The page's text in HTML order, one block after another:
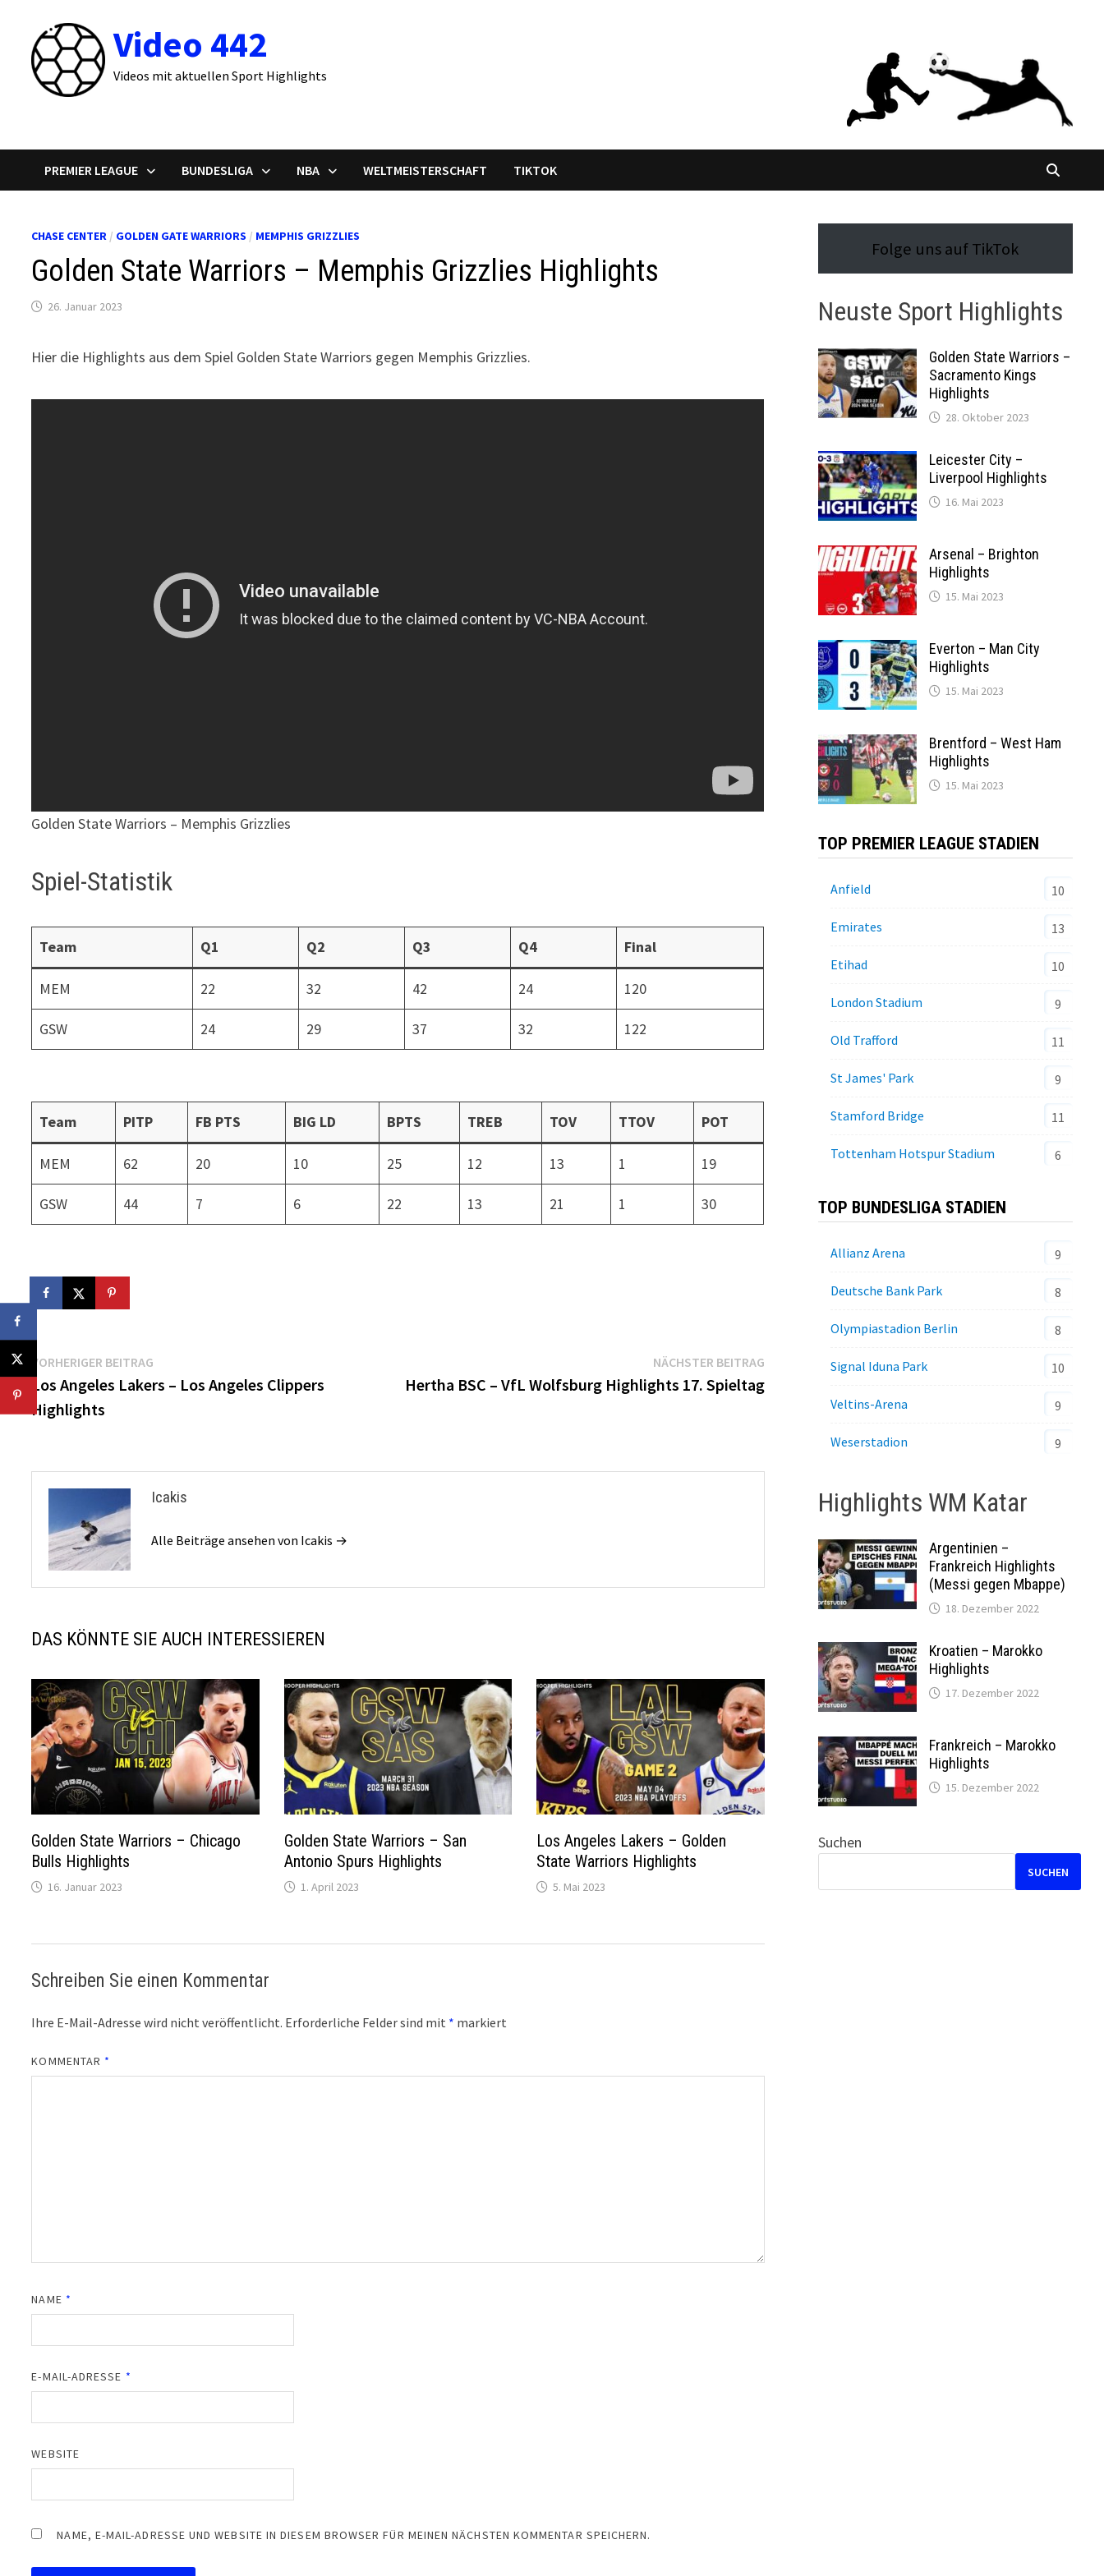
springen
Video 442
Videos mit aktuellen Sport Highlights
PREMIER LEAGUE BUNDESLIGA NBA WELTMEISTERSCHAFT TIKTOK
CHASE CENTER / GOLDEN GATE WARRIORS / MEMPHIS GRIZZLIES
Golden State Warriors – Memphis Grizzlies Highlights
26. Januar 2023
Hier die Highlights aus dem Spiel Golden State Warriors gegen Memphis Grizzlies.
Golden State Warriors – Memphis Grizzlies
Spiel-Statistik
Team Q1 Q2 Q3 Q4 Final
MEM 22 32 42 24 120
GSW 24 29 37 32 122
Team PITP FB PTS BIG LD BPTS TREB TOV TTOV POT
MEM 62 20 10 25 12 13 1 19
GSW 44 7 6 22 13 21 1 30
Beitragsnavigation
VORHERIGER BEITRAG
Beitrag:
Los Angeles Lakers – Los Angeles Clippers
Highlights
NÄCHSTER BEITRAGNächster
Beitrag:
Hertha BSC – VfL Wolfsburg Highlights 17. Spieltag
Icakis
Alle Beiträge ansehen von Icakis →
DAS KÖNNTE SIE AUCH INTERESSIEREN
Golden State Warriors – Chicago
Bulls Highlights
16. Januar 2023
Golden State Warriors – San
Antonio Spurs Highlights
1. April 2023
Los Angeles Lakers – Golden
State Warriors Highlights
5. Mai 2023
Schreiben Sie einen Kommentar
Ihre E-Mail-Adresse wird nicht veröffentlicht. Erforderliche Felder sind mit * markiert
KOMMENTAR *
NAME *
E-MAIL-ADRESSE *
WEBSITE
NAME, E-MAIL-ADRESSE UND WEBSITE IN DIESEM BROWSER FÜR MEINEN NÄCHSTEN KOMMENTAR SPEICHERN.
Folge uns auf TikTok
Neuste Sport Highlights
Golden State Warriors –
Sacramento Kings
Highlights
28. Oktober 2023
Leicester City –
Liverpool Highlights
16. Mai 2023
Arsenal – Brighton
Highlights
15. Mai 2023
Everton – Man City
Highlights
15. Mai 2023
Brentford – West Ham
Highlights
15. Mai 2023
TOP PREMIER LEAGUE STADIEN
Anfield 10
Emirates 13
Etihad 10
London Stadium 9
Old Trafford 11
St James' Park 9
Stamford Bridge 11
Tottenham Hotspur Stadium 6
TOP BUNDESLIGA STADIEN
Allianz Arena 9
Deutsche Bank Park 8
Olympiastadion Berlin 8
Signal Iduna Park 10
Veltins-Arena 9
Weserstadion 9
Highlights WM Katar
Argentinien –
Frankreich Highlights
(Messi gegen Mbappe)
18. Dezember 2022
Kroatien – Marokko
Highlights
17. Dezember 2022
Frankreich – Marokko
Highlights
15. Dezember 2022
Suchen
SUCHEN